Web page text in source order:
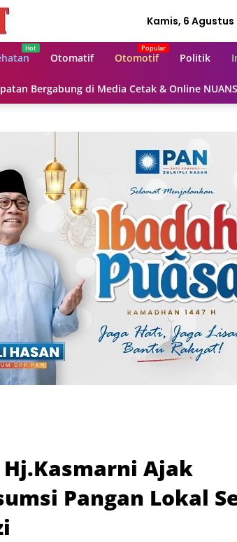
Kamis, 6 Agustus
Otomatif Otomotif Politik
Bergabung di Media Cetak & Online
Ajak
Pangan Lokal